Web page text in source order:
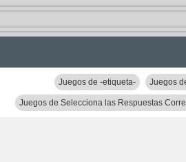
Juegos de -etiqueta- Juegos
Juegos de Selecciona las Respuestas